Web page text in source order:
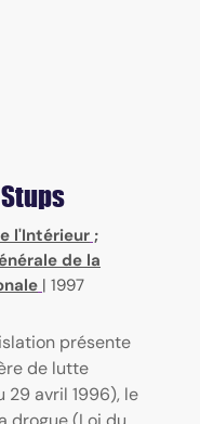
l'Intérieur ;
de la
| 1997
présente
de lutte
avril 1996), le